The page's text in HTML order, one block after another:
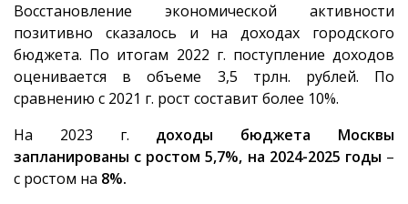
Восстановление экономической активности
позитивно сказалось и на доходах городского
бюджета. По итогам 2022 г. поступление доходов
оценивается в объеме 3,5 трлн. рублей. По
сравнению с 2021 г. рост составит более 10%.
На 2023 г. доходы бюджета Москвы
запланированы с ростом 5,7%, на 2024-2025 годы –
с ростом на 8%.